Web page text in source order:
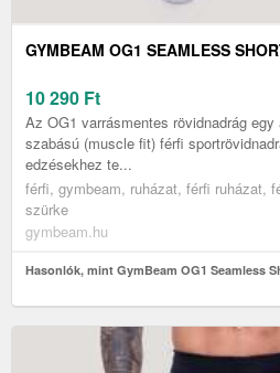
GYMBEAM OG1 SEAMLESS
10 290 Ft
Az OG1 varrásmentes rövidnadrág
szabású (muscle fit) férfi
edzésekhez te...
férfi, gymbeam, ruházat, férfi ruházat,
szürke
gymbeam.hu
Hasonlók, mint GymBeam OG1 Seamless